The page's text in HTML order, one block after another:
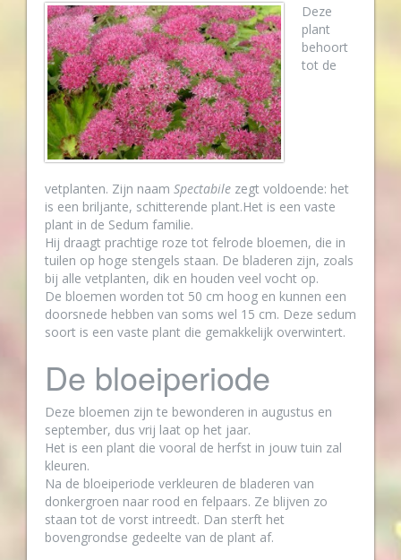
Deze
plant
behoort
tot de
vetplanten. Zijn naam Spectabile zegt voldoende: het
is een briljante, schitterende plant.Het is een vaste
plant in de Sedum familie.
Hij draagt prachtige roze tot felrode bloemen, die in
tuilen op hoge stengels staan. De bladeren zijn, zoals
bij alle vetplanten, dik en houden veel vocht op.
De bloemen worden tot 50 cm hoog en kunnen een
doorsnede hebben van soms wel 15 cm. Deze sedum
soort is een vaste plant die gemakkelijk overwintert.
De bloeiperiode
Deze bloemen zijn te bewonderen in augustus en
september, dus vrij laat op het jaar.
Het is een plant die vooral de herfst in jouw tuin zal
kleuren.
Na de bloeiperiode verkleuren de bladeren van
donkergroen naar rood en felpaars. Ze blijven zo
staan tot de vorst intreedt. Dan sterft het
bovengrondse gedeelte van de plant af.